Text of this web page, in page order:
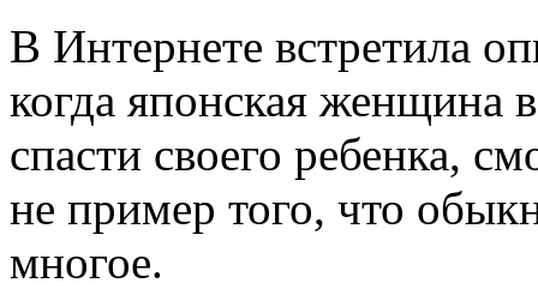
В Интернете встретила
когда японская женщина
спасти своего ребенка,
не пример того, что
многое.